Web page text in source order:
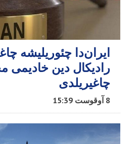
ایران‌دا چئوریلیشه
رادیکال دین خادیمی
چاغیریلدی
8 آوقوست 15:39